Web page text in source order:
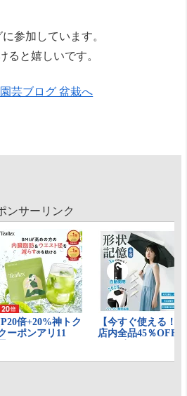
参加しています。
と嬉しいです。
ンサーリンク